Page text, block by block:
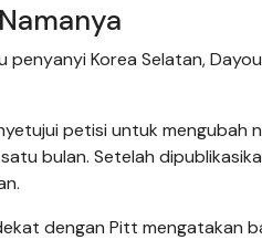
Korea Selatan,
petisi untuk mengubah
bulan. Setelah
dengan Pitt mengatakan